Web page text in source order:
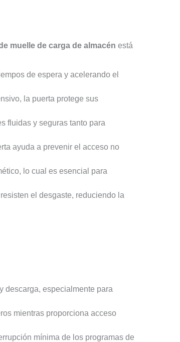
muelle de carga de almacén está
de espera y acelerando el
la puerta protege sus
fluidas y seguras tanto para
ayuda a prevenir el acceso no
lo cual es esencial para
el desgaste, reduciendo la
descarga, especialmente para
mientras proporciona acceso
mínima de los programas de